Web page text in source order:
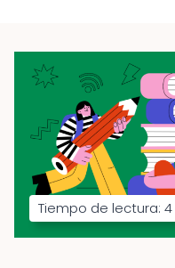
Tiempo de lectura: 4